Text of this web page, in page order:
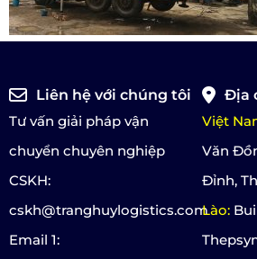
Liên hệ với chúng tôi
Tư vấn giải pháp vận
chuyển chuyên nghiệp
CSKH:
cskh@tranghuylogistics.com
Email 1:
Địa
Việt
Văn
Đỉnh,
Lào: